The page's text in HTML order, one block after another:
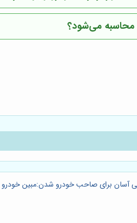
محاسبه می‌شود؟
آسان برای صاحب خودرو شدن:مبین خودرو